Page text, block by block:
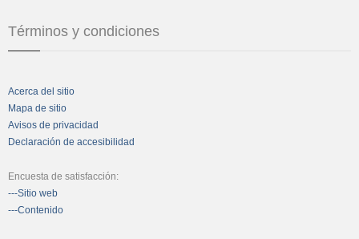
Términos y condiciones
Acerca del sitio
Mapa de sitio
Avisos de privacidad
Declaración de accesibilidad
Encuesta de satisfacción:
---Sitio web
---Contenido